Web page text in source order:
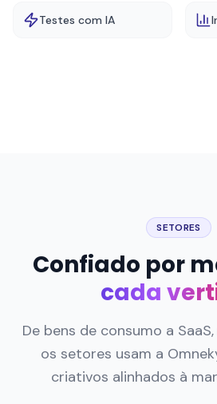
Testes com IA
SETORES
Confiado por
cada
De bens de consumo a
os setores usam a
criativos alinhados à